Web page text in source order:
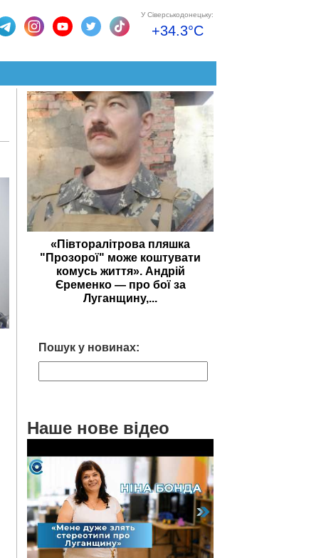
У Сіверськодонецьку:
+34.3°C
«Півторалітрова пляшка
"Прозорої" може коштувати
комусь життя». Андрій
Єременко — про бої за
Луганщину,...
Пошук у новинах:
Наше нове відео